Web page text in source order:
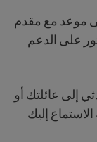
موعد مع مقدم
على الدعم
إلى عائلتك أو
إليك